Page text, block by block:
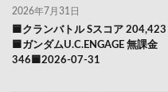
2026年7月31日
🟦クランバトル Sスコア 204,423
🟦ガンダムU.C.ENGAGE 無課金
346🟦2026-07-31